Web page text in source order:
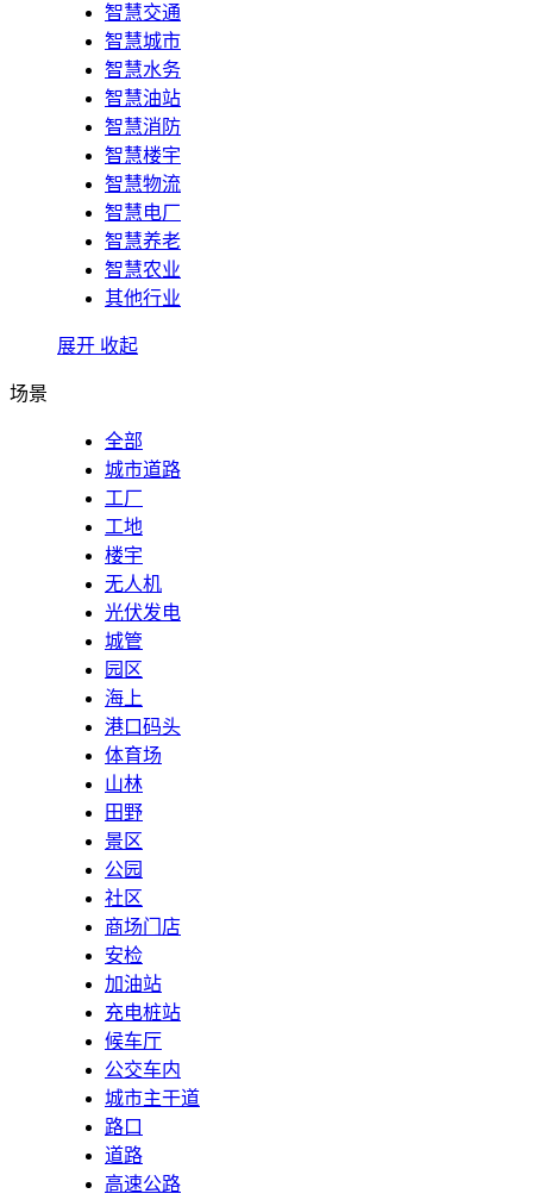
智慧交通
智慧城市
智慧水务
智慧油站
智慧消防
智慧楼宇
智慧物流
智慧电厂
智慧养老
智慧农业
其他行业
展开 收起
场景
全部
城市道路
工厂
工地
楼宇
无人机
光伏发电
城管
园区
海上
港口码头
体育场
山林
田野
景区
公园
社区
商场门店
安检
加油站
充电桩站
候车厅
公交车内
城市主干道
路口
道路
高速公路